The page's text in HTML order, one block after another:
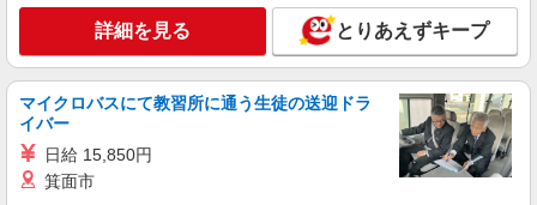
円（1250円×8時間×21日）＋残業代15630円（月
10時間対応時）＋交通費別途支給 ※交通費実費支
給／当社規定あり。
栃木県栃木市 栃木市大平運動公園からお車で
南へ10分程度のエリア
キープ 詳細を見る
派遣社員
ランスタッド株式会社 小山支店（小山事業所）/FOYT109136
詳細を見る とりあえずキープ
マイクロバスにて教習所に通う生徒の送迎ドラ
イバー
日給 15,850円
箕面市